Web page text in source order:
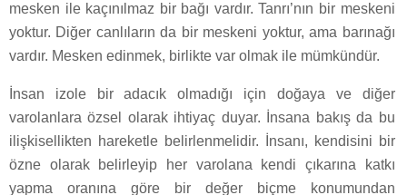
mesken ile kaçınılmaz bir bağı vardır. Tanrı’nın bir meskeni
yoktur. Diğer canlıların da bir meskeni yoktur, ama barınağı
vardır. Mesken edinmek, birlikte var olmak ile mümkündür.
İnsan izole bir adacık olmadığı için doğaya ve diğer
varolanlara özsel olarak ihtiyaç duyar. İnsana bakış da bu
ilişkisellikten hareketle belirlenmelidir. İnsanı, kendisini bir
özne olarak belirleyip her varolana kendi çıkarına katkı
yapma oranına göre bir değer biçme konumundan